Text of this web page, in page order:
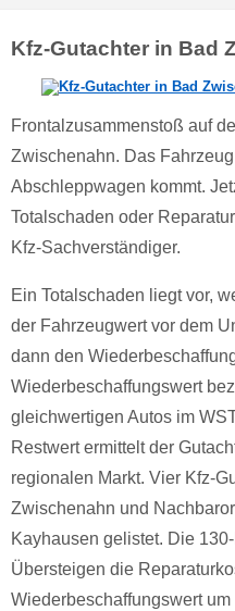
Kfz-Gutachter in Bad
Frontalzusammenstoß auf
Zwischenahn. Das
Abschleppwagen kommt.
Totalschaden oder
Kfz-Sachverständiger.
Ein Totalschaden liegt vor,
der Fahrzeugwert vor dem
dann den
Wiederbeschaffungswert
gleichwertigen Autos im
Restwert ermittelt der
regionalen Markt. Vier Kfz-
Zwischenahn und
Kayhausen gelistet. Die
Übersteigen die
Wiederbeschaffungswert